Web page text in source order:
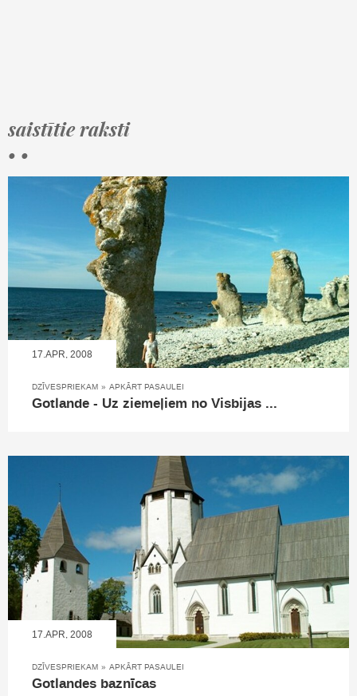
saistītie raksti
• •
17.APR, 2008
DZĪVESPRIEKAM » APKĀRT PASAULEI
Gotlande - Uz ziemeļiem no Visbijas ...
17.APR, 2008
DZĪVESPRIEKAM » APKĀRT PASAULEI
Gotlandes baznīcas